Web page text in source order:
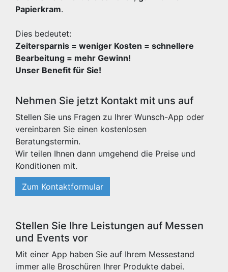
Papierkram.
Dies bedeutet:
Zeitersparnis = weniger Kosten = schnellere
Bearbeitung = mehr Gewinn!
Unser Benefit für Sie!
Nehmen Sie jetzt Kontakt mit uns auf
Stellen Sie uns Fragen zu Ihrer Wunsch-App oder
vereinbaren Sie einen kostenlosen
Beratungstermin.
Wir teilen Ihnen dann umgehend die Preise und
Konditionen mit.
Zum Kontaktformular
Stellen Sie Ihre Leistungen auf Messen
und Events vor
Mit einer App haben Sie auf Ihrem Messestand
immer alle Broschüren Ihrer Produkte dabei.